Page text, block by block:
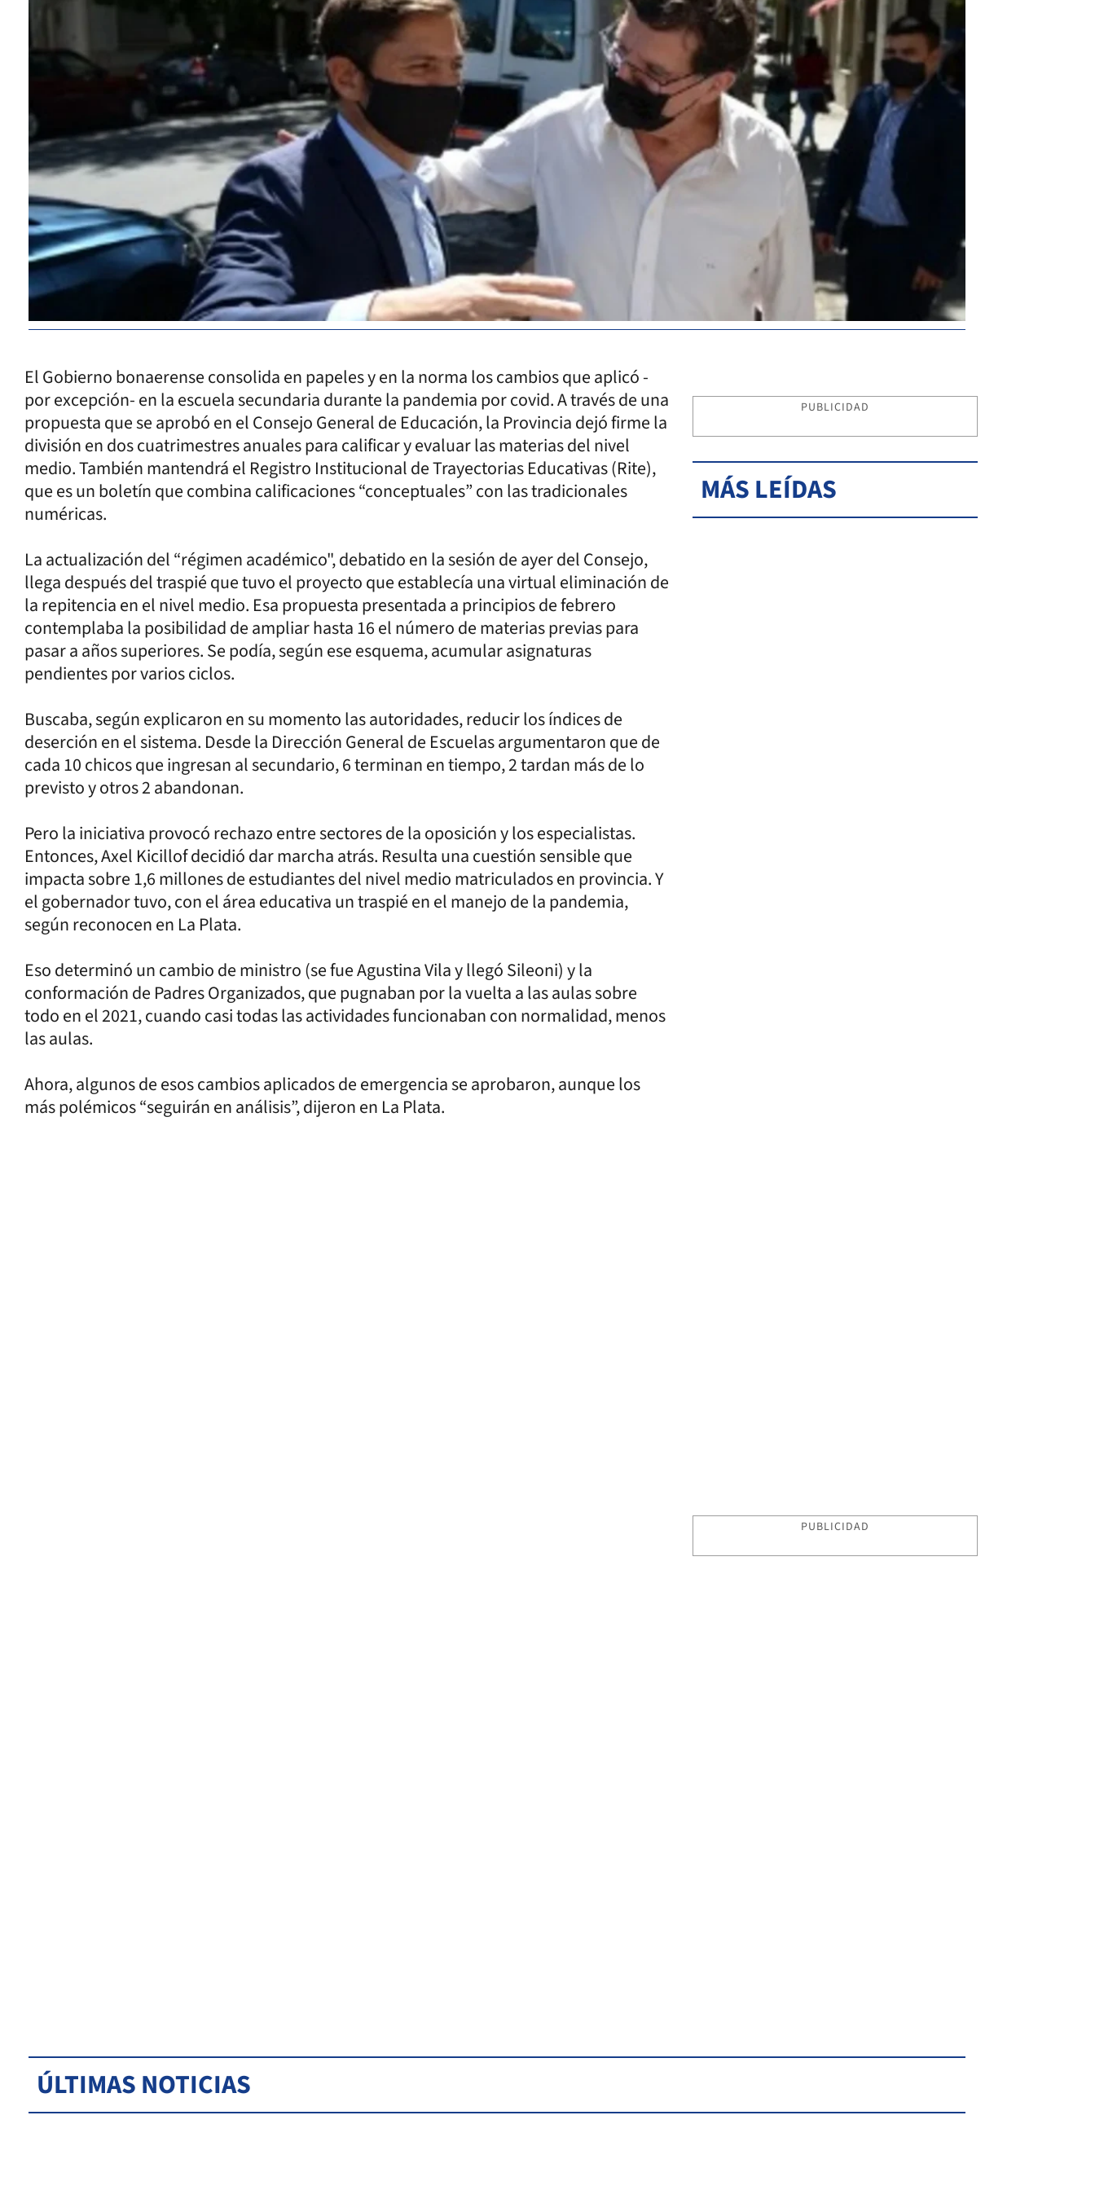
El Gobierno bonaerense consolida en papeles y en la norma los cambios que aplicó -
por excepción- en la escuela secundaria durante la pandemia por covid. A través de una
propuesta que se aprobó en el Consejo General de Educación, la Provincia dejó firme la
división en dos cuatrimestres anuales para calificar y evaluar las materias del nivel
medio. También mantendrá el Registro Institucional de Trayectorias Educativas (Rite),
que es un boletín que combina calificaciones “conceptuales” con las tradicionales
numéricas.
La actualización del “régimen académico", debatido en la sesión de ayer del Consejo,
llega después del traspié que tuvo el proyecto que establecía una virtual eliminación de
la repitencia en el nivel medio. Esa propuesta presentada a principios de febrero
contemplaba la posibilidad de ampliar hasta 16 el número de materias previas para
pasar a años superiores. Se podía, según ese esquema, acumular asignaturas
pendientes por varios ciclos.
Buscaba, según explicaron en su momento las autoridades, reducir los índices de
deserción en el sistema. Desde la Dirección General de Escuelas argumentaron que de
cada 10 chicos que ingresan al secundario, 6 terminan en tiempo, 2 tardan más de lo
previsto y otros 2 abandonan.
Pero la iniciativa provocó rechazo entre sectores de la oposición y los especialistas.
Entonces, Axel Kicillof decidió dar marcha atrás. Resulta una cuestión sensible que
impacta sobre 1,6 millones de estudiantes del nivel medio matriculados en provincia. Y
el gobernador tuvo, con el área educativa un traspié en el manejo de la pandemia,
según reconocen en La Plata.
Eso determinó un cambio de ministro (se fue Agustina Vila y llegó Sileoni) y la
conformación de Padres Organizados, que pugnaban por la vuelta a las aulas sobre
todo en el 2021, cuando casi todas las actividades funcionaban con normalidad, menos
las aulas.
Ahora, algunos de esos cambios aplicados de emergencia se aprobaron, aunque los
más polémicos “seguirán en análisis”, dijeron en La Plata.
PUBLICIDAD
MÁS LEÍDAS
PUBLICIDAD
ÚLTIMAS NOTICIAS